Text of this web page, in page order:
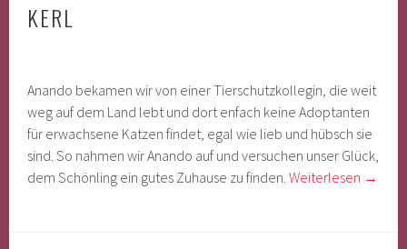
KERL
Anando bekamen wir von einer Tierschutzkollegin, die weit
weg auf dem Land lebt und dort enfach keine Adoptanten
für erwachsene Katzen findet, egal wie lieb und hübsch sie
sind. So nahmen wir Anando auf und versuchen unser Glück,
dem Schönling ein gutes Zuhause zu finden.Weiterlesen →